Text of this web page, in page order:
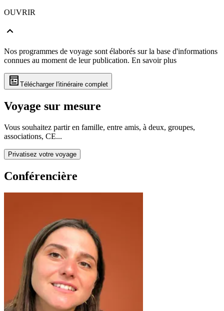
OUVRIR
Nos programmes de voyage sont élaborés sur la base d'informations
connues au moment de leur publication. En savoir plus
Télécharger l'itinéraire complet
Voyage sur mesure
Vous souhaitez partir en famille, entre amis, à deux, groupes,
associations, CE...
Privatisez votre voyage
Conférencière